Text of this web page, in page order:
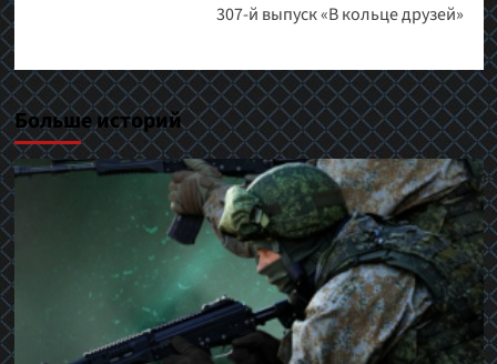
307-й выпуск «В кольце друзей»
Больше историй